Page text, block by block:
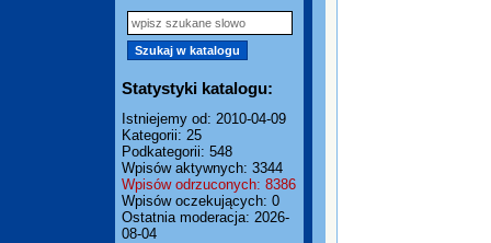
Statystyki katalogu:
Istniejemy od: 2010-04-09
Kategorii: 25
Podkategorii: 548
Wpisów aktywnych: 3344
Wpisów odrzuconych: 8386
Wpisów oczekujących: 0
Ostatnia moderacja: 2026-
08-04